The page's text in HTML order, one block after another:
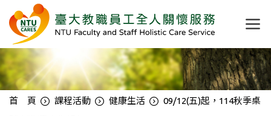
首 頁 課程活動 健康生活 09/12(五)起，114秋季桌